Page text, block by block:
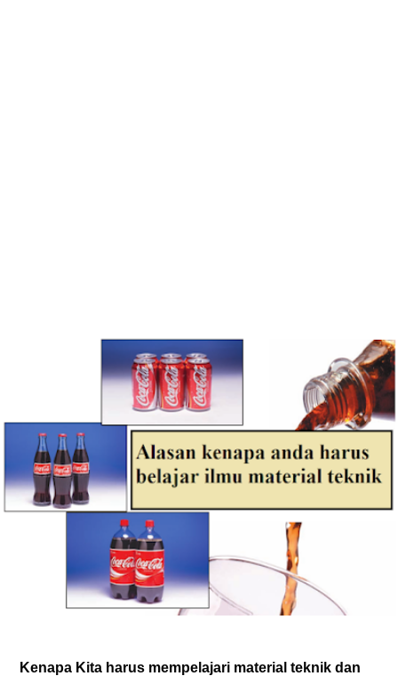
Kenapa Kita harus mempelajari material teknik dan